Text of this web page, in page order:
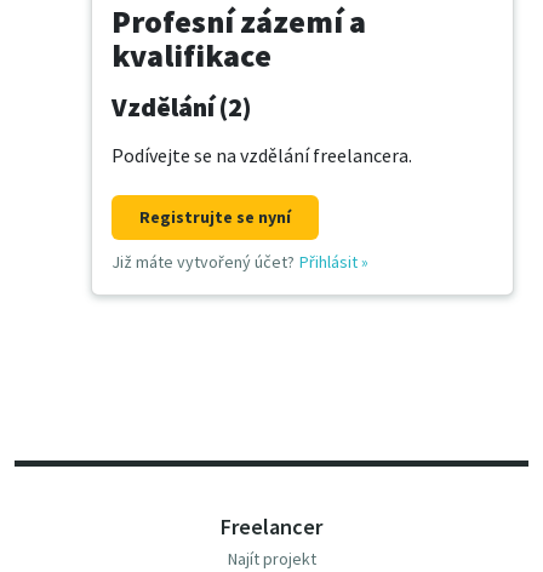
Profesní zázemí a
kvalifikace
Vzdělání (2)
Podívejte se na vzdělání freelancera.
Registrujte se nyní
Již máte vytvořený účet? Přihlásit»
Freelancer
Najít projekt